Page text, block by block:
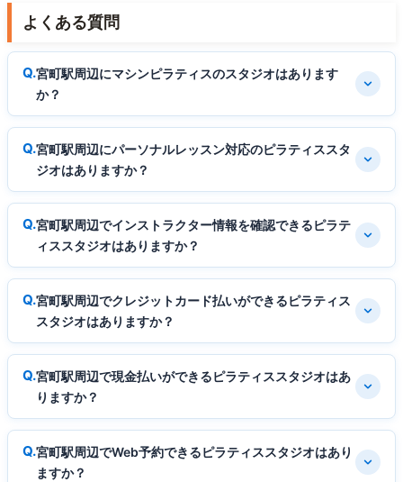
よくある質問
宮町駅周辺にマシンピラティスのスタジオはあります
か？
宮町駅周辺にパーソナルレッスン対応のピラティススタ
ジオはありますか？
宮町駅周辺でインストラクター情報を確認できるピラテ
ィススタジオはありますか？
宮町駅周辺でクレジットカード払いができるピラティス
スタジオはありますか？
宮町駅周辺で現金払いができるピラティススタジオはあ
りますか？
宮町駅周辺でWeb予約できるピラティススタジオはあり
ますか？